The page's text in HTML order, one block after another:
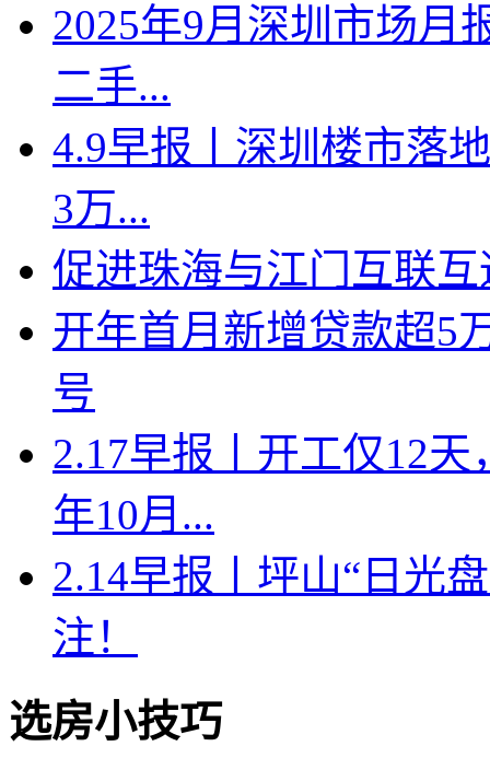
2025年9月深圳市场月
二手...
4.9早报丨深圳楼市落
3万...
促进珠海与江门互联
开年首月新增贷款超5
号
2.17早报丨开工仅12
年10月...
2.14早报丨坪山“日光
注！
选房小技巧